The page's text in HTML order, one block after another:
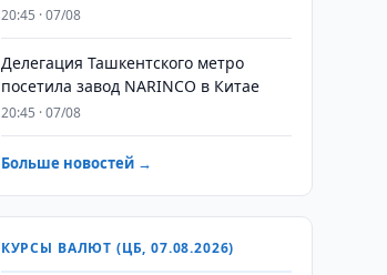
20:45 · 07/08
Делегация Ташкентского метро
посетила завод NARINCO в Китае
20:45 · 07/08
Больше новостей →
КУРСЫ ВАЛЮТ (ЦБ, 07.08.2026)